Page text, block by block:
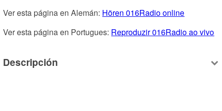
Ver esta página en Alemán: Hören 016Radio online
Ver esta página en Portugues: Reproduzir 016Radio ao vivo
Descripción